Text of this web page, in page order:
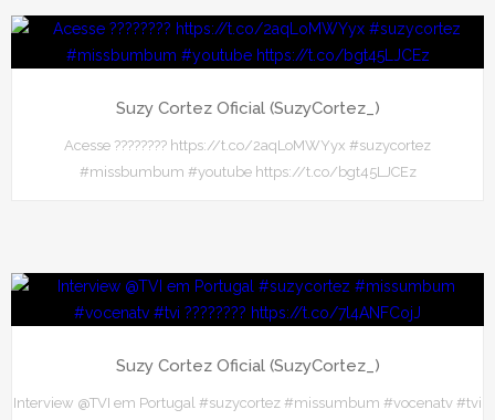
Suzy Cortez Oficial (SuzyCortez_)
Acesse ???????? https://t.co/2aqLoMWYyx #suzycortez
#missbumbum #youtube https://t.co/bgt45LJCEz
Suzy Cortez Oficial (SuzyCortez_)
Interview @TVI em Portugal #suzycortez #missumbum #vocenatv #tvi